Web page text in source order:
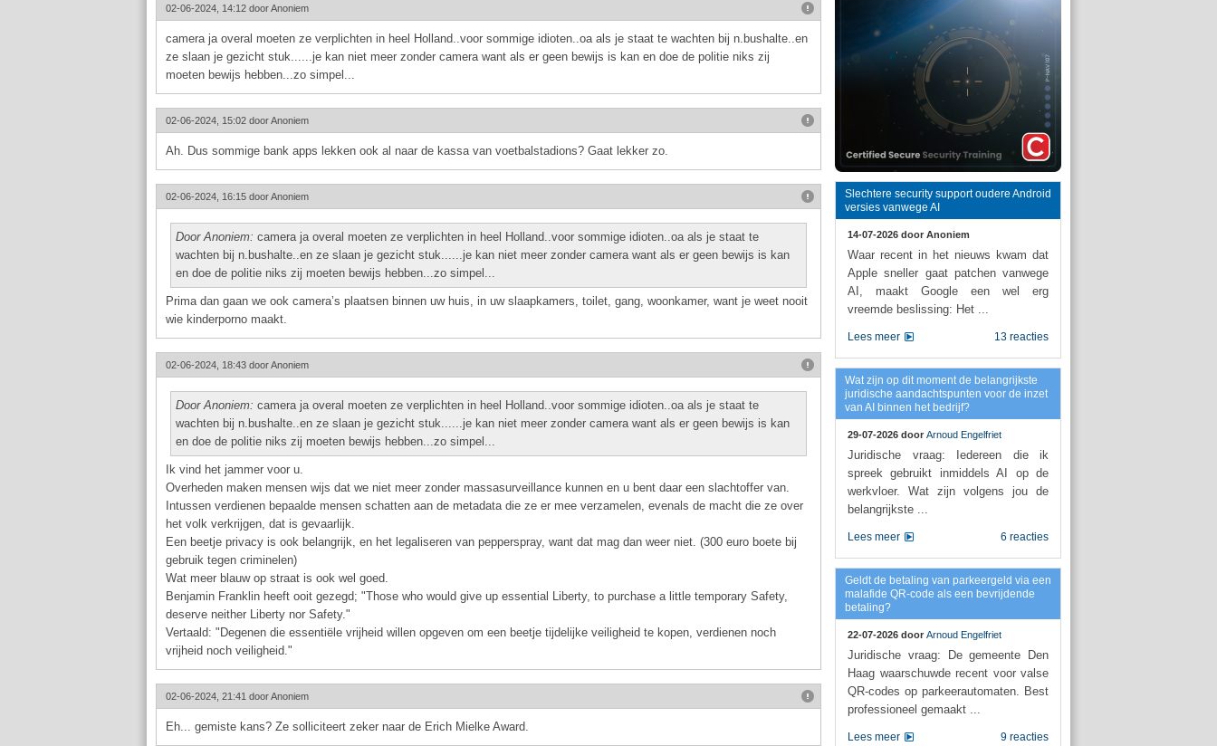
02-06-2024, 14:12 doorAnoniem
camera ja overal moeten ze verplichten in heel Holland..voor sommige idioten..oa als je staat te wachten bij n.bushalte..en
ze slaan je gezicht stuk......je kan niet meer zonder camera want als er geen bewijs is kan en doe de politie niks zij
moeten bewijs hebben...zo simpel...
02-06-2024, 15:02 doorAnoniem
Ah. Dus sommige bank apps lekken ook al naar de kassa van voetbalstadions? Gaat lekker zo.
02-06-2024, 16:15 doorAnoniem
Door Anoniem: camera ja overal moeten ze verplichten in heel Holland..voor sommige idioten..oa als je staat te
wachten bij n.bushalte..en ze slaan je gezicht stuk......je kan niet meer zonder camera want als er geen bewijs is kan
en doe de politie niks zij moeten bewijs hebben...zo simpel...
Prima dan gaan we ook camera’s plaatsen binnen uw huis, in uw slaapkamers, toilet, gang, woonkamer, want je weet nooit
wie kinderporno maakt.
02-06-2024, 18:43 doorAnoniem
Door Anoniem: camera ja overal moeten ze verplichten in heel Holland..voor sommige idioten..oa als je staat te
wachten bij n.bushalte..en ze slaan je gezicht stuk......je kan niet meer zonder camera want als er geen bewijs is kan
en doe de politie niks zij moeten bewijs hebben...zo simpel...
Ik vind het jammer voor u.
Overheden maken mensen wijs dat we niet meer zonder massasurveillance kunnen en u bent daar een slachtoffer van.
Intussen verdienen bepaalde mensen schatten aan de metadata die ze er mee verzamelen, evenals de macht die ze over
het volk verkrijgen, dat is gevaarlijk.
Een beetje privacy is ook belangrijk, en het legaliseren van pepperspray, want dat mag dan weer niet. (300 euro boete bij
gebruik tegen criminelen)
Wat meer blauw op straat is ook wel goed.
Benjamin Franklin heeft ooit gezegd; "Those who would give up essential Liberty, to purchase a little temporary Safety,
deserve neither Liberty nor Safety."
Vertaald: "Degenen die essentiële vrijheid willen opgeven om een beetje tijdelijke veiligheid te kopen, verdienen noch
vrijheid noch veiligheid."
02-06-2024, 21:41 doorAnoniem
Eh... gemiste kans? Ze solliciteert zeker naar de Erich Mielke Award.
Slechtere security support oudere Android
versies vanwege AI
14-07-2026 door Anoniem
Waar recent in het nieuws kwam dat
Apple sneller gaat patchen vanwege
AI, maakt Google een wel erg
vreemde beslissing: Het ...
13 reacties
Lees meer
Wat zijn op dit moment de belangrijkste
juridische aandachtspunten voor de inzet
van AI binnen het bedrijf?
29-07-2026 door Arnoud Engelfriet
Juridische vraag: Iedereen die ik
spreek gebruikt inmiddels AI op de
werkvloer. Wat zijn volgens jou de
belangrijkste ...
6 reacties
Lees meer
Geldt de betaling van parkeergeld via een
malafide QR-code als een bevrijdende
betaling?
22-07-2026 door Arnoud Engelfriet
Juridische vraag: De gemeente Den
Haag waarschuwde recent voor valse
QR-codes op parkeerautomaten. Best
professioneel gemaakt ...
9 reacties
Lees meer